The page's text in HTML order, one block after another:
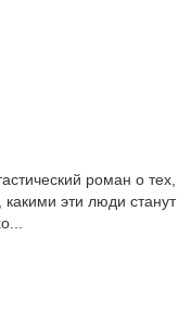
роман о тех,
эти люди станут